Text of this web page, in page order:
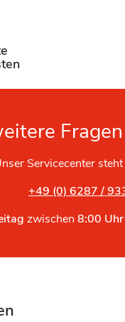
Servicecenter
+49 (0) 6287 /
zwischen8:00